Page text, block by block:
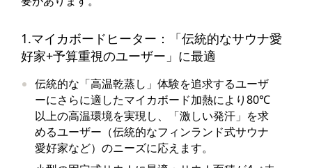
1.マイカボードヒーター：「伝統的なサウナ愛
好家+予算重視のユーザー」に最適
伝統的な「高温乾蒸し」体験を追求するユーザ
ーにさらに適したマイカボード加熱により80℃
以上の高温環境を実現し、「激しい発汗」を求
めるユーザー（伝統的なフィンランド式サウナ
愛好家など）のニーズに応えます。